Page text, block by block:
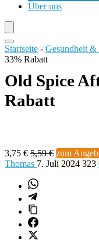
Über uns
Startseite - Gesundheit
33% Rabatt
Old Spice
Rabatt
3,75 € 5,59 € zum
Thomas 7. Juli 2024 323